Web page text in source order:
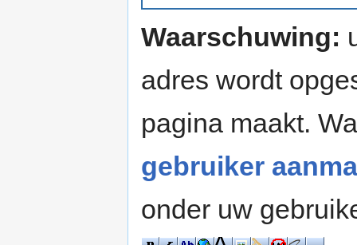
Waarschuwing:
adres wordt
pagina maakt.
gebruiker
onder uw